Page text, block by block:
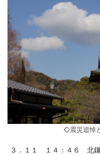
◇震災追悼
３．１１ １４：４６ 北鎌